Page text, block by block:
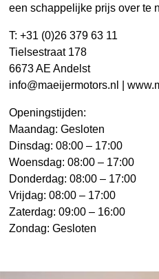
een schappelijke prijs over te
T: +31 (0)26 379 63 11
Tielsestraat 178
6673 AE Andelst
info@maeijermotors.nl |
Openingstijden:
Maandag: Gesloten
Dinsdag: 08:00 – 17:00
Woensdag: 08:00 – 17:00
Donderdag: 08:00 – 17:00
Vrijdag: 08:00 – 17:00
Zaterdag: 09:00 – 16:00
Zondag: Gesloten